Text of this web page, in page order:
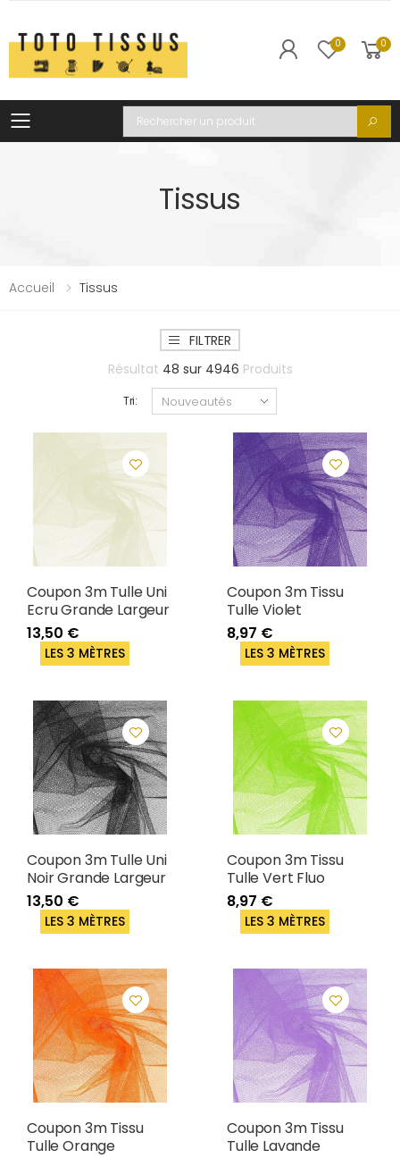
0 0
Toggle mobile menu
Recherche
Tissus
Accueil Tissus
FILTRER
Résultat 48 sur 4946 Produits
Tri:
Coupon 3m Tulle Uni
Ecru Grande Largeur
13,50 €
LES 3 MÈTRES
Coupon 3m Tissu
Tulle Violet
8,97 €
LES 3 MÈTRES
Coupon 3m Tulle Uni
Noir Grande Largeur
13,50 €
LES 3 MÈTRES
Coupon 3m Tissu
Tulle Vert Fluo
8,97 €
LES 3 MÈTRES
Coupon 3m Tissu
Tulle Orange
Coupon 3m Tissu
Tulle Lavande